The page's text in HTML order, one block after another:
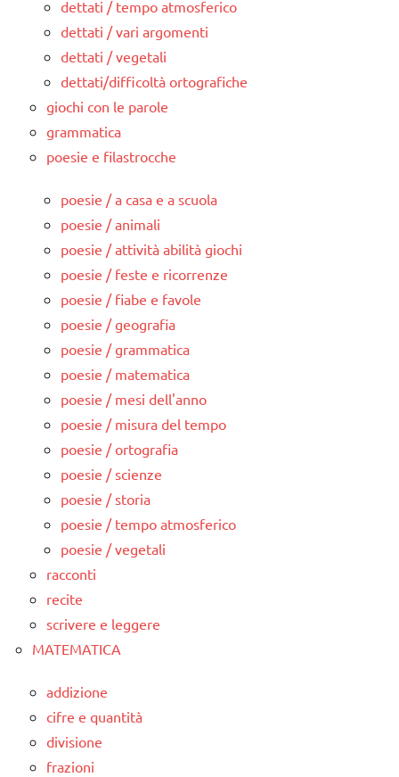
dettati / tempo atmosferico
dettati / vari argomenti
dettati / vegetali
dettati/difficoltà ortografiche
giochi con le parole
grammatica
poesie e filastrocche
poesie / a casa e a scuola
poesie / animali
poesie / attività abilità giochi
poesie / feste e ricorrenze
poesie / fiabe e favole
poesie / geografia
poesie / grammatica
poesie / matematica
poesie / mesi dell'anno
poesie / misura del tempo
poesie / ortografia
poesie / scienze
poesie / storia
poesie / tempo atmosferico
poesie / vegetali
racconti
recite
scrivere e leggere
MATEMATICA
addizione
cifre e quantità
divisione
frazioni